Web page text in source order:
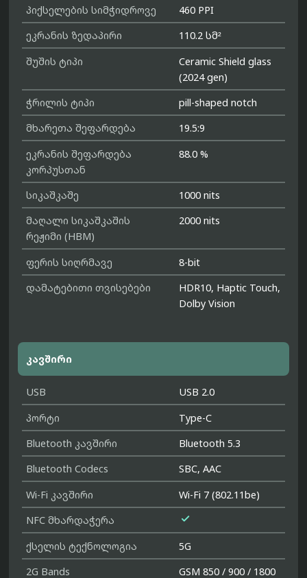
პიქსელების სიმჭიდროვე
460 PPI
ეკრანის ზედაპირი
110.2 სმ²
შუშის ტიპი
Ceramic Shield glass
(2024 gen)
ჭრილის ტიპი
pill-shaped notch
მხარეთა შეფარდება
19.5:9
ეკრანის შეფარდება
კორპუსთან
88.0 %
სიკაშკაშე
1000 nits
მაღალი სიკაშკაშის
რეჟიმი (HBM)
2000 nits
ფერის სიღრმავე
8-bit
დამატებითი თვისებები
HDR10, Haptic Touch,
Dolby Vision
კავშირი
USB
USB 2.0
პორტი
Type-C
Bluetooth კავშირი
Bluetooth 5.3
Bluetooth Codecs
SBC, AAC
Wi-Fi კავშირი
Wi-Fi 7 (802.11be)
NFC მხარდაჭერა

ქსელის ტექნოლოგია
5G
2G Bands
GSM 850 / 900 / 1800